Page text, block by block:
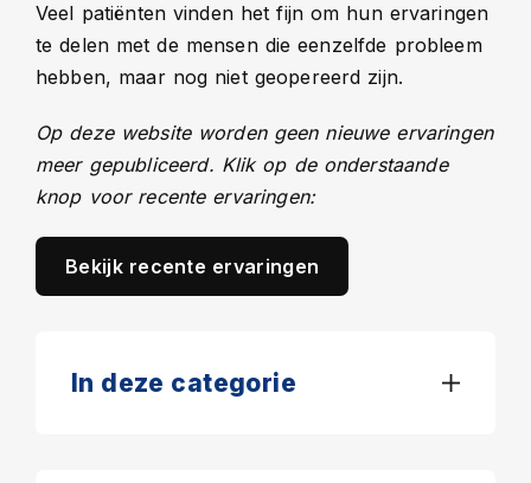
Veel patiënten vinden het fijn om hun ervaringen
te delen met de mensen die eenzelfde probleem
hebben, maar nog niet geopereerd zijn.
Op deze website worden geen nieuwe ervaringen
meer gepubliceerd. Klik op de onderstaande
knop voor recente ervaringen:
Bekijk recente ervaringen
In deze categorie